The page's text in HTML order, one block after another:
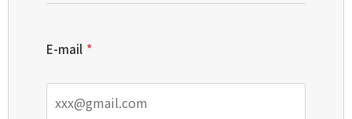
E-mail *